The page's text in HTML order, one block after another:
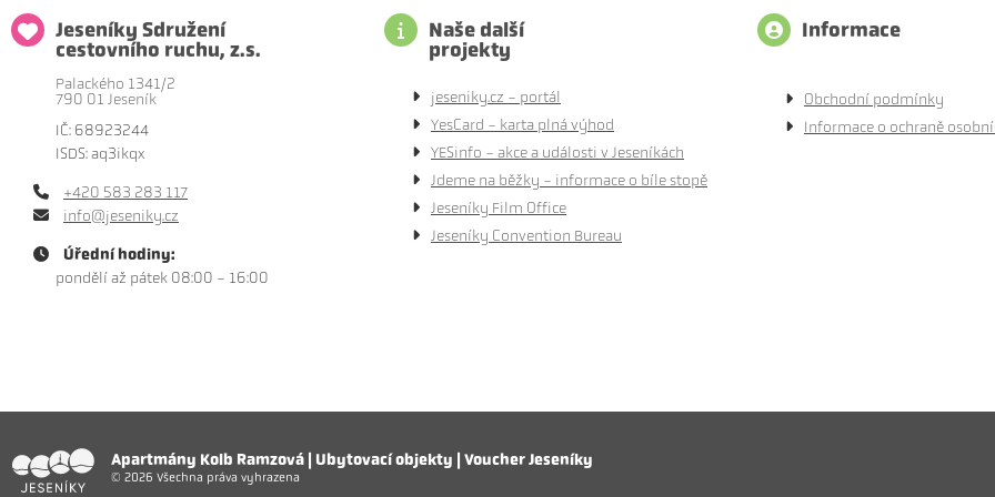
Jeseníky Sdružení
cestovního ruchu, z.s.
Palackého 1341/2
790 01 Jeseník
IČ: 68923244
ISDS: aq3ikqx
+420 583 283 117
info@jeseniky.cz
Úřední hodiny:
pondělí až pátek 08:00 - 16:00
Naše další
projekty
jeseniky.cz - portál
YesCard - karta plná výhod
YESinfo - akce a události v Jeseníkách
Jdeme na běžky - informace o bíle stopě
Jeseníky Film Office
Jeseníky Convention Bureau
Informace
Obchodní podmínky
Informace o ochraně
Apartmány Kolb Ramzová | Ubytovací objekty | Voucher Jeseníky
© 2026 Všechna práva vyhrazena
stránek